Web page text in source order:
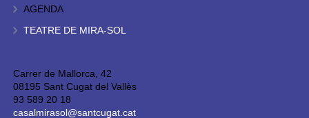
AGENDA
TEATRE DE MIRA-SOL
Carrer de Mallorca, 42
08195 Sant Cugat del Vallès
93 589 20 18
casalmirasol@santcugat.cat